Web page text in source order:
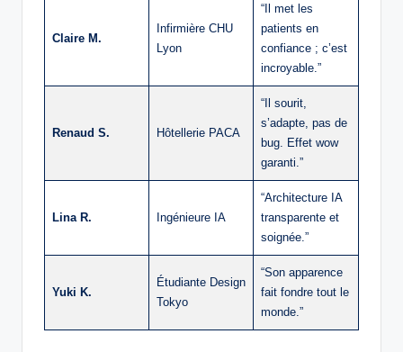
Claire M.
Infirmière CHU
Lyon
“Il met les
patients en
confiance ; c’est
incroyable.”
Renaud S. Hôtellerie PACA
“Il sourit,
s’adapte, pas de
bug. Effet wow
garanti.”
Lina R. Ingénieure IA
“Architecture IA
transparente et
soignée.”
Yuki K.
Étudiante Design
Tokyo
“Son apparence
fait fondre tout le
monde.”